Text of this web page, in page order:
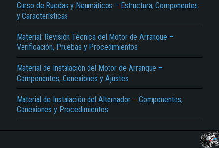
Curso de Ruedas y Neumáticos – Estructura, Componentes
y Características
Material: Revisión Técnica del Motor de Arranque –
Verificación, Pruebas y Procedimientos
Material de Instalación del Motor de Arranque –
Componentes, Conexiones y Ajustes
Material de Instalación del Alternador – Componentes,
Conexiones y Procedimientos